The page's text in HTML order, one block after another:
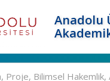
Anadolu